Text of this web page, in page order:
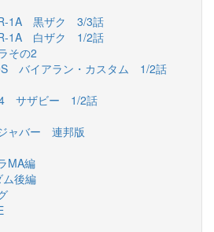
1A 黒ザク 3/3話
1A 白ザク 1/2話
その2
バイアラン・カスタム 1/2話
サザビー 1/2話
ャバー 連邦版
MA編
ム後編